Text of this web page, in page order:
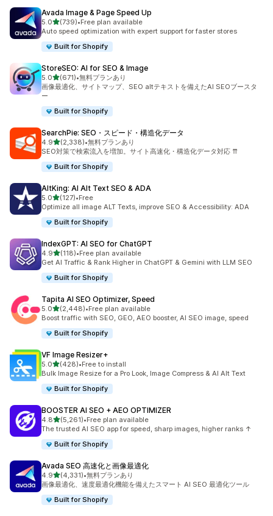
Avada Image & Page Speed Up
5.05つ星中
(739)
合計レビュー数：739件
•Free plan available
Auto speed optimization with expert support for faster stores
Built for Shopify
StoreSEO: AI for SEO & Image
5.05つ星中
(671)
合計レビュー数：671件
•無料プランあり
画像最適化、サイトマップ、SEO altテキストを備えたAI SEOブースタ
ー
Built for Shopify
SearchPie: SEO・スピード・構造化データ
4.95つ星中
(2,338)
合計レビュー数：2338件
•無料プランあり
SEO対策で検索流入を増加。サイト高速化・構造化データ対応 ⇈
Built for Shopify
AltKing: AI Alt Text SEO & ADA
5.05つ星中
(127)
合計レビュー数：127件
•Free
Optimize all image ALT Texts, improve SEO & Accessibility: ADA
Built for Shopify
IndexGPT: AI SEO for ChatGPT
4.95つ星中
(118)
合計レビュー数：118件
•Free plan available
Get AI Traffic & Rank Higher in ChatGPT & Gemini with LLM SEO
Built for Shopify
Tapita AI SEO Optimizer, Speed
5.05つ星中
(2,448)
合計レビュー数：2448件
•Free plan available
Boost traffic with SEO, GEO, AEO booster, AI SEO image, speed
Built for Shopify
VF Image Resizer+
5.05つ星中
(428)
合計レビュー数：428件
•Free to install
Bulk Image Resize for a Pro Look, Image Compress & AI Alt Text
Built for Shopify
BOOSTER AI SEO + AEO OPTIMIZER
4.85つ星中
(5,261)
合計レビュー数：5261件
•Free plan available
The trusted AI SEO app for speed, sharp images, higher ranks ↑
Built for Shopify
Avada SEO 高速化と画像最適化
4.95つ星中
(4,331)
合計レビュー数：4331件
•無料プランあり
画像最適化、速度最適化機能を備えたスマート AI SEO 最適化ツール
Built for Shopify